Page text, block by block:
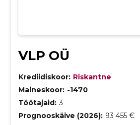
VLP OÜ
Krediidiskoor: Riskantne
Maineskoor: -1470
Töötajaid: 3
Prognooskäive (2026): 93 455 €